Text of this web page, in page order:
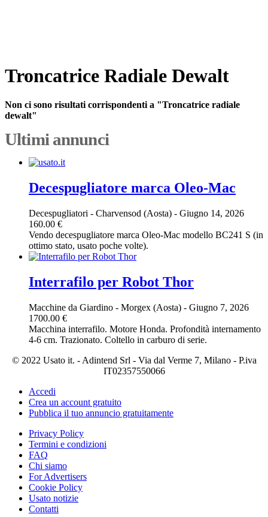
Troncatrice Radiale Dewalt
Non ci sono risultati corrispondenti a "Troncatrice radiale
dewalt"
Ultimi annunci
Decespugliatore marca Oleo-Mac
Decespugliatori - Charvensod (Aosta) - Giugno 14, 2026
160.00 €
Vendo decespugliatore marca Oleo-Mac modello BC241 S (in
ottimo stato, usato poche volte).
Interrafilo per Robot Thor
Macchine da Giardino - Morgex (Aosta) - Giugno 7, 2026
1700.00 €
Macchina interrafilo. Motore Honda. Profondità internamento
4-6 cm. Trazionato. Coltello in carburo di serie.
© 2022 Usato it. - Adintend Srl - Via dal Verme 7, Milano - P.iva
IT02357550066
Accedi
Crea un account gratuito
Pubblica il tuo annuncio gratuitamente
Privacy Policy
Termini e condizioni
FAQ
Chi siamo
For Advertisers
Cookie Policy
Usato notizie
Contatti